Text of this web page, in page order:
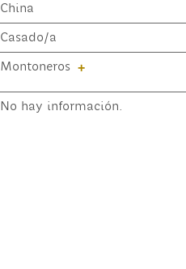
China
Casado/a
Montoneros +
No hay información.